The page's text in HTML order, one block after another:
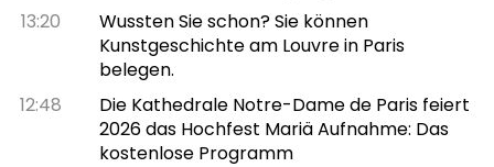
13:20
Wussten Sie schon? Sie können
Kunstgeschichte am Louvre in Paris
belegen.
12:48
Die Kathedrale Notre-Dame de Paris feiert
2026 das Hochfest Mariä Aufnahme: Das
kostenlose Programm